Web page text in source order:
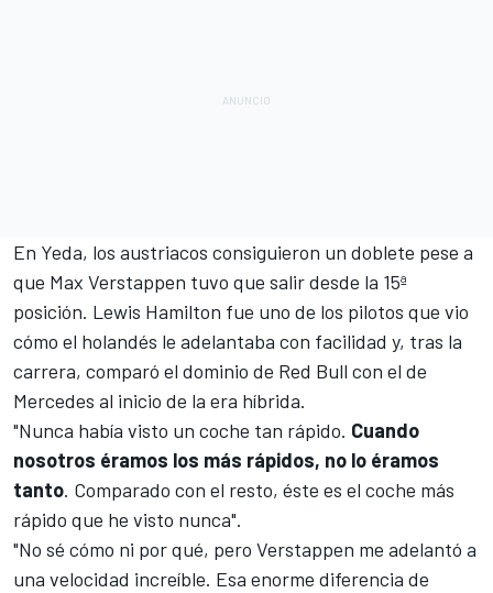
En Yeda, los austriacos consiguieron un doblete pese a
que Max Verstappen tuvo que salir desde la 15ª
posición. Lewis Hamilton fue uno de los pilotos que vio
cómo el holandés le adelantaba con facilidad y, tras la
carrera, comparó el dominio de Red Bull con el de
Mercedes al inicio de la era híbrida.
"Nunca había visto un coche tan rápido. Cuando
nosotros éramos los más rápidos, no lo éramos
tanto. Comparado con el resto, éste es el coche más
rápido que he visto nunca".
"No sé cómo ni por qué, pero Verstappen me adelantó a
una velocidad increíble. Esa enorme diferencia de